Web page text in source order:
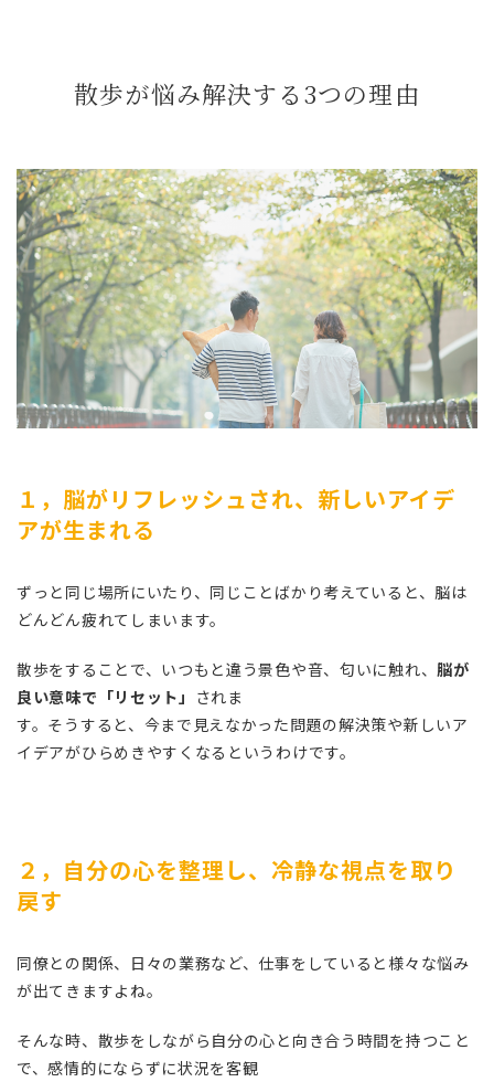
散歩が悩み解決する3つの理由
１，脳がリフレッシュされ、新しいアイデ
アが生まれる
ずっと同じ場所にいたり、同じことばかり考えていると、脳は
どんどん疲れてしまいます。
散歩をすることで、いつもと違う景色や音、匂いに触れ、 脳が
良い意味で「リセット」 されま
す。そうすると、今まで見えなかった問題の解決策や新しいア
イデアがひらめきやすくなるというわけです。
２，自分の心を整理し、冷静な視点を取り
戻す
同僚との関係、日々の業務など、仕事をしていると様々な悩み
が出てきますよね。
そんな時、散歩をしながら自分の心と向き合う時間を持つこと
で、感情的にならずに状況を客観